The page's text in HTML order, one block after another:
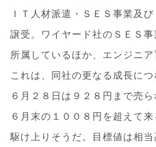
ＩＴ人材派遣・ＳＥＳ事業及
譲受。ワイヤード社のＳＥＳ
所属しているほか、エンジニア
これは、同社の更なる成長につ
６月２８日は９２８円まで売
６月末の１００８円を超えて
駆け上りそうだ。目標値は相当